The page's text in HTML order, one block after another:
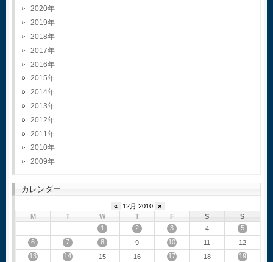
2020
2019
2018
2017
2016
2015
2014
2013
2012
2011
2010
2009
カレンダー
« 12月 2010
»
M
T W T F S
S
1
2 3 4
5
6
7 8 9 10 11
12
13
14 15 16 17 18
19